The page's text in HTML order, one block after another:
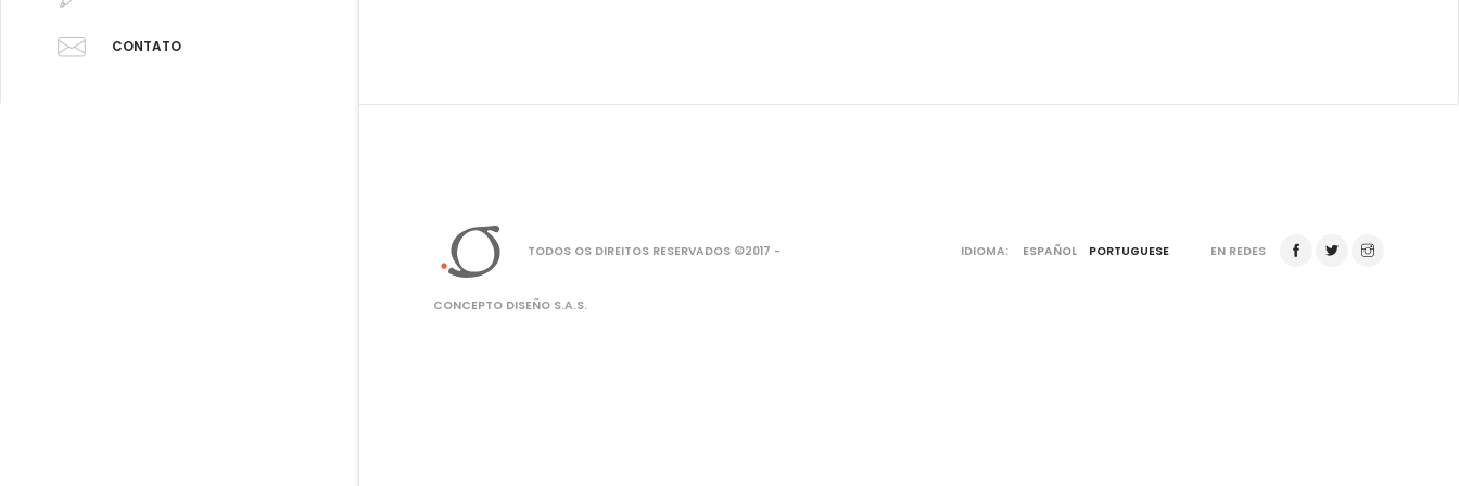
CONTATO
TODOS OS DIREITOS RESERVADOS ©2017 -
CONCEPTO DISEÑO S.A.S.
IDIOMA: ESPAÑOL PORTUGUESE EN REDES